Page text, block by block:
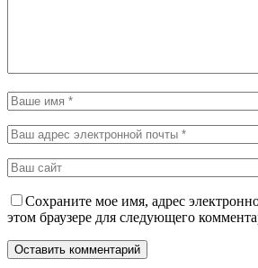
Сохраните мое имя, адрес
этом браузере для следующего